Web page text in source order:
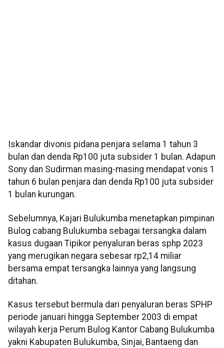
Iskandar divonis pidana penjara selama 1 tahun 3
bulan dan denda Rp100 juta subsider 1 bulan. Adapun
Sony dan Sudirman masing-masing mendapat vonis 1
tahun 6 bulan penjara dan denda Rp100 juta subsider
1 bulan kurungan.
Sebelumnya, Kajari Bulukumba menetapkan pimpinan
Bulog cabang Bulukumba sebagai tersangka dalam
kasus dugaan Tipikor penyaluran beras sphp 2023
yang merugikan negara sebesar rp2,14 miliar
bersama empat tersangka lainnya yang langsung
ditahan.
Kasus tersebut bermula dari penyaluran beras SPHP
periode januari hingga September 2003 di empat
wilayah kerja Perum Bulog Kantor Cabang Bulukumba
yakni Kabupaten Bulukumba, Sinjai, Bantaeng dan